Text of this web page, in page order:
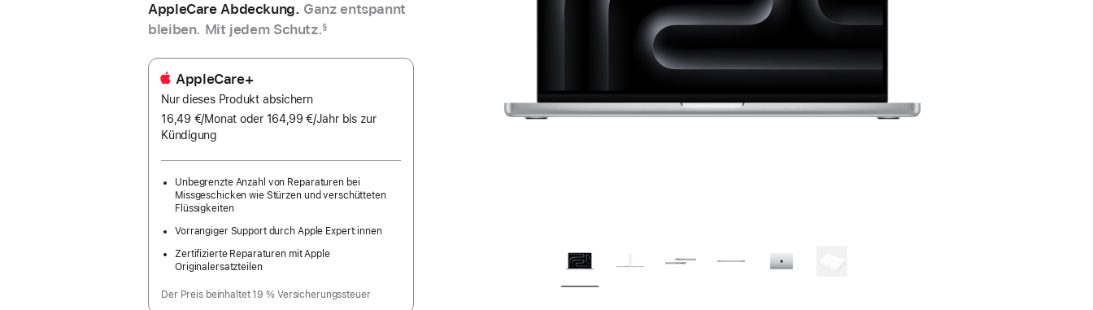
AppleCare Abdeckung. Ganz entspannt
bleiben. Mit jedem Schutz.§
AppleCare+
Nur dieses Produkt absichern
16,49 €/Monat pro
oder 164,99 €/Jahr Pro
bis zur
Kündigung
Unbegrenzte Anzahl von Reparaturen bei
Missgeschicken wie Stürzen und verschütteten
Flüssigkeiten
Vorrangiger Support durch Apple Expert:innen
Zertifizierte Reparaturen mit Apple
Originalersatzteilen
Der Preis beinhaltet 19 % Versicherungssteuer